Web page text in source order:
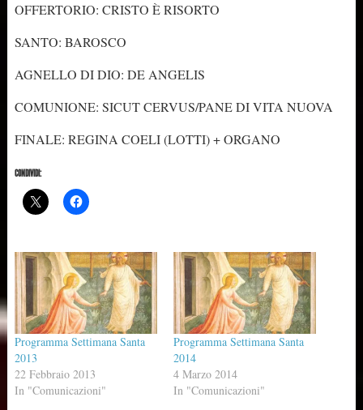
OFFERTORIO: CRISTO È RISORTO
SANTO: BAROSCO
AGNELLO DI DIO: DE ANGELIS
COMUNIONE: SICUT CERVUS/PANE DI VITA NUOVA
FINALE: REGINA COELI (LOTTI) + ORGANO
CONDIVIDI:
Programma Settimana Santa
2013
22 Febbraio 2013
In "Comunicazioni"
Programma Settimana Santa
2014
4 Marzo 2014
In "Comunicazioni"